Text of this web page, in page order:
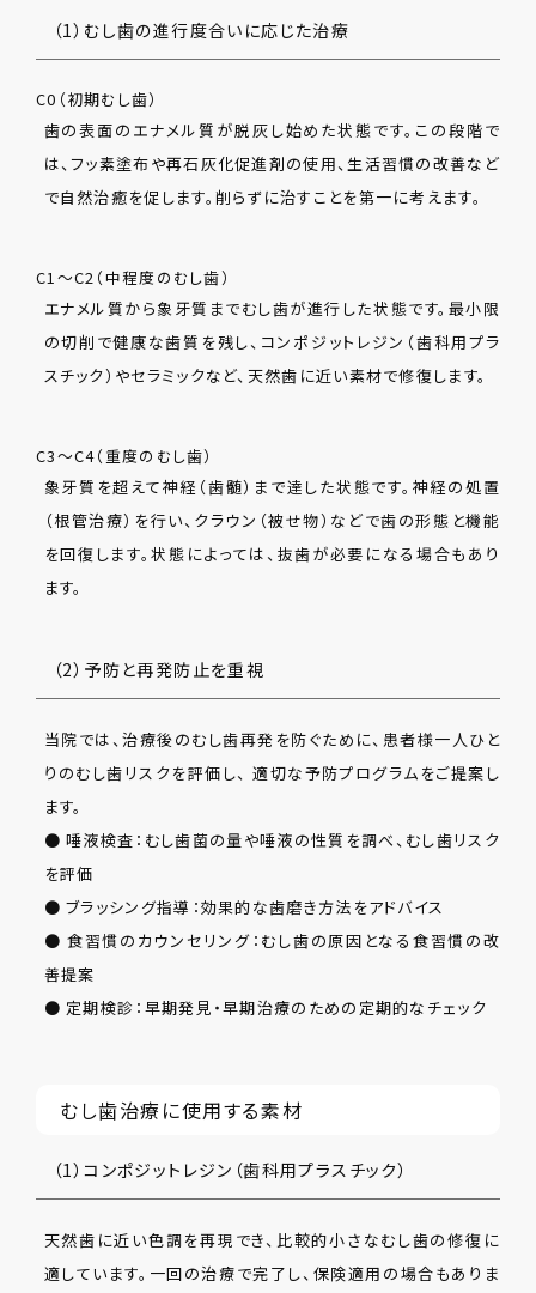
（1）むし歯の進行度合いに応じた治療
C0（初期むし歯）
歯の表面のエナメル質が脱灰し始めた状態です。この段階で
は、フッ素塗布や再石灰化促進剤の使用、生活習慣の改善など
で自然治癒を促します。削らずに治すことを第一に考えます。
C1〜C2（中程度のむし歯）
エナメル質から象牙質までむし歯が進行した状態です。最小限
の切削で健康な歯質を残し、コンポジットレジン（歯科用プラ
スチック）やセラミックなど、天然歯に近い素材で修復します。
C3〜C4（重度のむし歯）
象牙質を超えて神経（歯髄）まで達した状態です。神経の処置
（根管治療）を行い、クラウン（被せ物）などで歯の形態と機能
を回復します。状態によっては、抜歯が必要になる場合もあり
ます。
（2）予防と再発防止を重視
当院では、治療後のむし歯再発を防ぐために、患者様一人ひと
りのむし歯リスクを評価し、 適切な予防プログラムをご提案し
ます。
● 唾液検査：むし歯菌の量や唾液の性質を調べ、むし歯リスク
を評価
● ブラッシング指導：効果的な歯磨き方法をアドバイス
● 食習慣のカウンセリング：むし歯の原因となる食習慣の改
善提案
● 定期検診：早期発見・早期治療のための定期的なチェック
むし歯治療に使用する素材
（1）コンポジットレジン（歯科用プラスチック）
天然歯に近い色調を再現でき、比較的小さなむし歯の修復に
適しています。一回の治療で完了し、保険適用の場合もありま